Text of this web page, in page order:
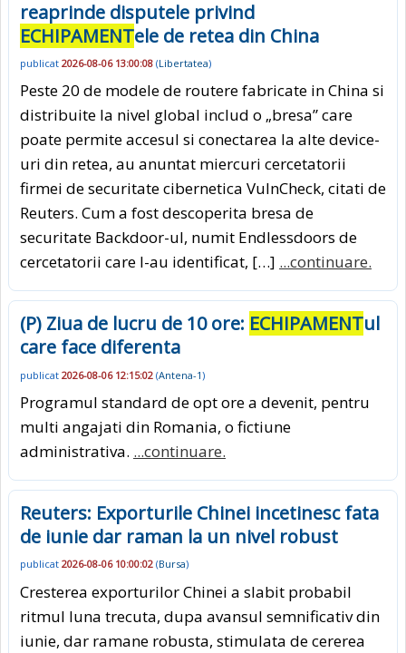
reaprinde disputele privind
ECHIPAMENTele de retea din China
publicat 2026-08-06 13:00:08 (Libertatea)
Peste 20 de modele de routere fabricate in China si
distribuite la nivel global includ o „bresa” care
poate permite accesul si conectarea la alte device-
uri din retea, au anuntat miercuri cercetatorii
firmei de securitate cibernetica VulnCheck, citati de
Reuters. Cum a fost descoperita bresa de
securitate Backdoor-ul, numit Endlessdoors de
cercetatorii care l-au identificat, […] ...continuare.
(P) Ziua de lucru de 10 ore: ECHIPAMENTul
care face diferenta
publicat 2026-08-06 12:15:02 (Antena-1)
Programul standard de opt ore a devenit, pentru
multi angajati din Romania, o fictiune
administrativa. ...continuare.
Reuters: Exporturile Chinei incetinesc fata
de iunie dar raman la un nivel robust
publicat 2026-08-06 10:00:02 (Bursa)
Cresterea exporturilor Chinei a slabit probabil
ritmul luna trecuta, dupa avansul semnificativ din
iunie, dar ramane robusta, stimulata de cererea